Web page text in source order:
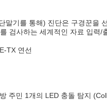
말기를 통해) 진단은 구경꾼을
검사하는 세계적인 자료 입력/
TX 연선
주민 1개의 LED 충돌 탐지